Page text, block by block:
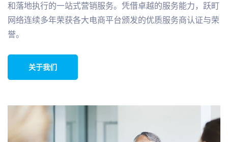
和落地执行的一站式营销服务。凭借卓越的服务能力，跃町
网络连续多年荣获各大电商平台颁发的优质服务商认证与荣
誉。
关于我们